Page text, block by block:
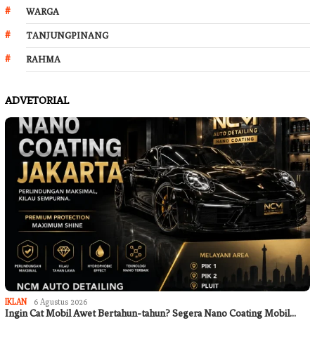
WARGA
TANJUNGPINANG
RAHMA
ADVETORIAL
IKLAN 6 Agustus 2026
Ingin Cat Mobil Awet Bertahun-tahun? Segera Nano Coating Mobil…